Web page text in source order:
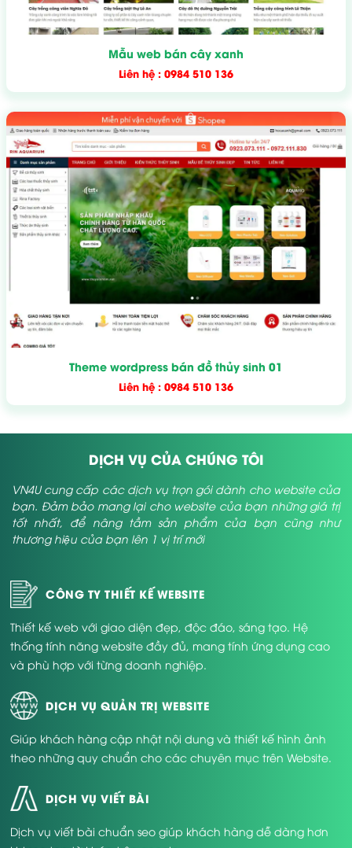
Mẫu web bán cây xanh
Liên hệ : 0984 510 136
Theme wordpress bán đồ thủy sinh 01
Liên hệ : 0984 510 136
DỊCH VỤ CỦA CHÚNG TÔI
VN4U cung cấp các dịch vụ trọn gói dành cho website của
bạn. Đảm bảo mang lại cho website của bạn những giá trị
tốt nhất, để nâng tầm sản phẩm của bạn cũng như
thương hiệu của bạn lên 1 vị trí mới
CÔNG TY THIẾT KẾ WEBSITE
Thiết kế web với giao diện đẹp, độc đáo, sáng tạo. Hệ
thống tính năng website đầy đủ, mang tính ứng dụng cao
và phù hợp với từng doanh nghiệp.
DỊCH VỤ QUẢN TRỊ WEBSITE
Giúp khách hàng cập nhật nội dung và thiết kế hình ảnh
theo những quy chuẩn cho các chuyên mục trên Website.
DỊCH VỤ VIẾT BÀI
Dịch vụ viết bài chuẩn seo giúp khách hàng dễ dàng hơn